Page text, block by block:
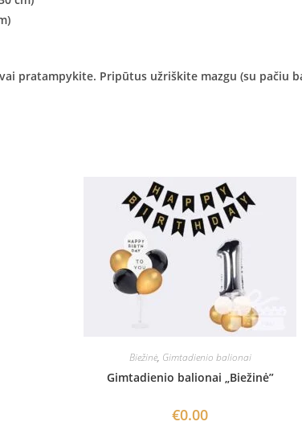
pratampykite. Pripūtus užriškite mazgu (su pačiu
Biežinė, Gimtadienio balionai
Gimtadienio balionai „Biežinė”
€0.00